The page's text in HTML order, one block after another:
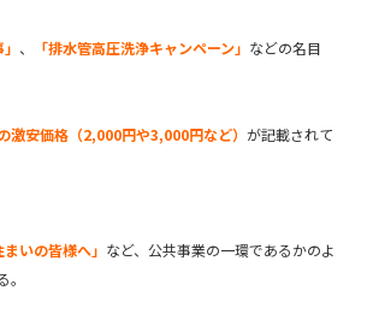
、 「排水管高圧洗浄キャンペーン」 などの名目
価格（2,000円や3,000円など） が記載されて
いの皆様へ」 など、公共事業の一環であるかのよ